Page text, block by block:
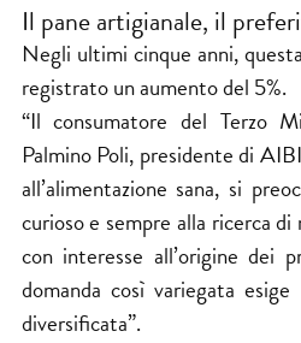
Il pane artigianale, il
Negli ultimi cinque anni,
registrato un aumento del 5%.
“Il consumatore del Terzo
Palmino Poli, presidente di
all’alimentazione sana, si
curioso e sempre alla ricerca
con interesse all’origine
domanda così variegata
diversificata”.